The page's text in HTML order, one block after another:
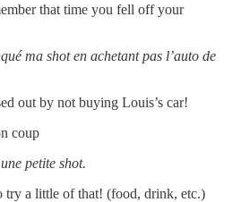
that time you fell off your
ma shot en achetant pas l’auto de
out by not buying Louis’s car!
coup
petite shot.
try a little of that! (food, drink, etc.)